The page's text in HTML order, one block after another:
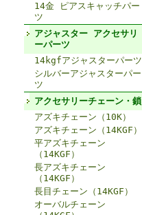
14金 ピアスキャッチパー
ツ
アジャスター アクセサリ
ーパーツ
14kgfアジャスターパーツ
シルバーアジャスターパー
ツ
アクセサリーチェーン・鎖
アズキチェーン（10K）
アズキチェーン（14KGF）
平アズキチェーン
（14KGF）
長アズキチェーン
（14KGF）
長目チェーン（14KGF）
オーバルチェーン